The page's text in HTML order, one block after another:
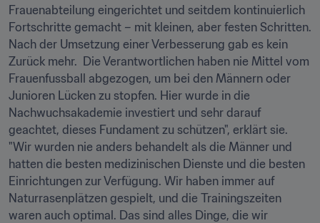
Frauenabteilung eingerichtet und seitdem kontinuierlich
Fortschritte gemacht – mit kleinen, aber festen Schritten.
Nach der Umsetzung einer Verbesserung gab es kein
Zurück mehr.  Die Verantwortlichen haben nie Mittel vom
Frauenfussball abgezogen, um bei den Männern oder
Junioren Lücken zu stopfen. Hier wurde in die
Nachwuchsakademie investiert und sehr darauf
geachtet, dieses Fundament zu schützen", erklärt sie.
"Wir wurden nie anders behandelt als die Männer und
hatten die besten medizinischen Dienste und die besten
Einrichtungen zur Verfügung. Wir haben immer auf
Naturrasenplätzen gespielt, und die Trainingszeiten
waren auch optimal. Das sind alles Dinge, die wir